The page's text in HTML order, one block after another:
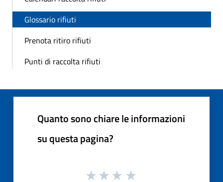
Glossario rifiuti
Prenota ritiro rifiuti
Punti di raccolta rifiuti
Quanto sono chiare le informazioni
su questa pagina?